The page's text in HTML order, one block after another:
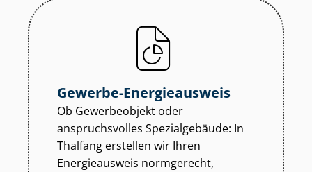
Gewerbe-Energieausweis
Ob Gewerbeobjekt oder
anspruchsvolles Spezialgebäude: In
Thalfang erstellen wir Ihren
Energieausweis normgerecht,